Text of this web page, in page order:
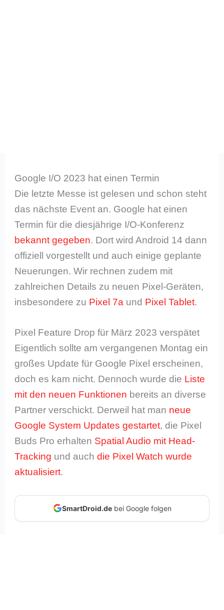
Google I/O 2023 hat einen Termin
Die letzte Messe ist gelesen und schon steht
das nächste Event an. Google hat einen
Termin für die diesjährige I/O-Konferenz
bekannt gegeben. Dort wird Android 14 dann
offiziell vorgestellt und auch einige geplante
Neuerungen. Wir rechnen zudem mit
zahlreichen Details zu neuen Pixel-Geräten,
insbesondere zu Pixel 7a und Pixel Tablet.
Pixel Feature Drop für März 2023 verspätet
Eigentlich sollte am vergangenen Montag ein
großes Update für Google Pixel erscheinen,
doch es kam nicht. Dennoch wurde die Liste
mit den neuen Funktionen bereits an diverse
Partner verschickt. Derweil hat man neue
Google System Updates gestartet, die Pixel
Buds Pro erhalten Spatial Audio mit Head-
Tracking und auchdie Pixel Watch wurde
aktualisiert.
SmartDroid.debei Google folgen